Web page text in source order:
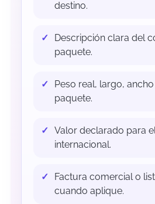
destino.
Descripción clara del
paquete.
Peso real, largo,
paquete.
Valor declarado para
internacional.
Factura comercial o
cuando aplique.